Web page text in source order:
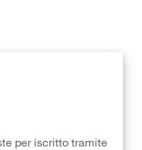
per iscritto tramite